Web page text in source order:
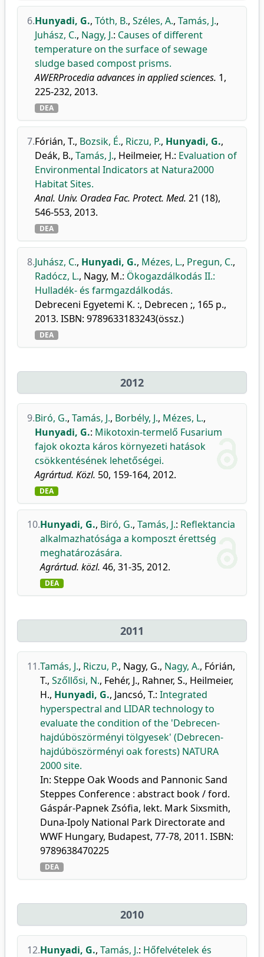
6.Hunyadi, G., Tóth, B., Széles, A., Tamás, J.,
Juhász, C., Nagy, J.: Causes of different
temperature on the surface of sewage
sludge based compost prisms.
AWERProcedia advances in applied sciences. 1,
225-232, 2013.
DEA
7.Fórián, T., Bozsik, É., Riczu, P., Hunyadi, G.,
Deák, B., Tamás, J., Heilmeier, H.: Evaluation of
Environmental Indicators at Natura2000
Habitat Sites.
Anal. Univ. Oradea Fac. Protect. Med. 21 (18),
546-553, 2013.
DEA
8.Juhász, C., Hunyadi, G., Mézes, L., Pregun, C.,
Radócz, L., Nagy, M.: Ökogazdálkodás II.:
Hulladék- és farmgazdálkodás.
Debreceni Egyetemi K. :, Debrecen ;, 165 p.,
2013. ISBN: 9789633183243(össz.)
DEA
2012
9.Biró, G., Tamás, J., Borbély, J., Mézes, L.,
Hunyadi, G.: Mikotoxin-termelő Fusarium
fajok okozta káros környezeti hatások
csökkentésének lehetőségei.
Agrártud. Közl. 50, 159-164, 2012.
DEA
10.Hunyadi, G., Biró, G., Tamás, J.: Reflektancia
alkalmazhatósága a komposzt érettség
meghatározására.
Agrártud. közl. 46, 31-35, 2012.
DEA
2011
11.Tamás, J., Riczu, P., Nagy, G., Nagy, A., Fórián,
T., Szőllősi, N., Fehér, J., Rahner, S., Heilmeier,
H., Hunyadi, G., Jancsó, T.: Integrated
hyperspectral and LIDAR technology to
evaluate the condition of the 'Debrecen-
hajdúböszörményi tölgyesek' (Debrecen-
hajdúböszörményi oak forests) NATURA
2000 site.
In: Steppe Oak Woods and Pannonic Sand
Steppes Conference : abstract book / ford.
Gáspár-Papnek Zsófia, lekt. Mark Sixsmith,
Duna-Ipoly National Park Directorate and
WWF Hungary, Budapest, 77-78, 2011. ISBN:
9789638470225
DEA
2010
12.Hunyadi, G., Tamás, J.: Hőfelvételek és